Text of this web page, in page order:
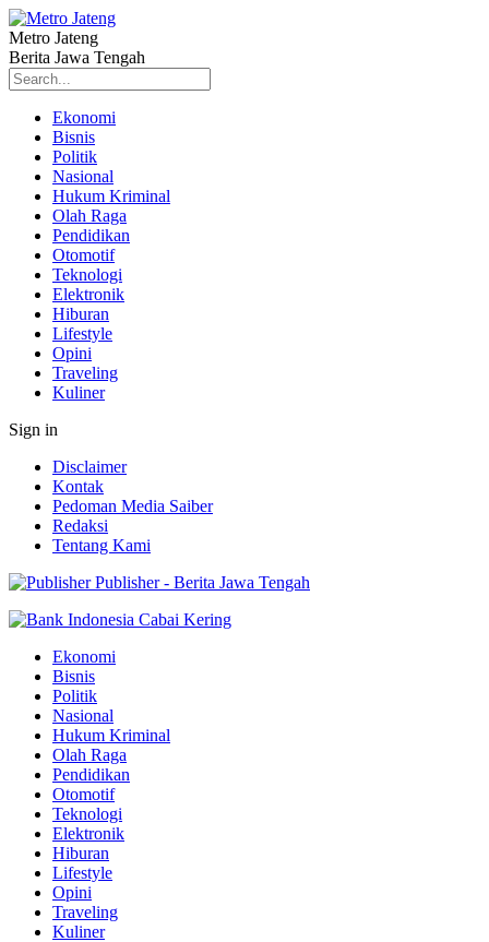
Metro Jateng
Berita Jawa Tengah
Ekonomi
Bisnis
Politik
Nasional
Hukum Kriminal
Olah Raga
Pendidikan
Otomotif
Teknologi
Elektronik
Hiburan
Lifestyle
Opini
Traveling
Kuliner
Sign in
Disclaimer
Kontak
Pedoman Media Saiber
Redaksi
Tentang Kami
Publisher - Berita Jawa Tengah
Ekonomi
Bisnis
Politik
Nasional
Hukum Kriminal
Olah Raga
Pendidikan
Otomotif
Teknologi
Elektronik
Hiburan
Lifestyle
Opini
Traveling
Kuliner